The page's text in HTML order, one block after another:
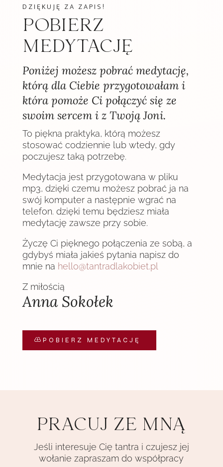
DZIĘKUJĘ ZA ZAPIS!
POBIERZ
MEDYTACJĘ
Poniżej możesz pobrać medytację,
którą dla Ciebie przygotowałam i
która pomoże Ci połączyć się ze
swoim sercem i z Twoją Joni.
To piękna praktyka, którą możesz
stosować codziennie lub wtedy, gdy
poczujesz taką potrzebę.
Medytacja jest przygotowana w pliku
mp3, dzięki czemu możesz pobrać ja na
swój komputer a następnie wgrać na
telefon. dzięki temu będziesz miała
medytację zawsze przy sobie.
Życzę Ci pięknego połączenia ze sobą, a
gdybyś miała jakieś pytania napisz do
mnie na hello@tantradlakobiet.pl
Z miłością
Anna Sokołek
POBIERZ MEDYTACJĘ
PRACUJ ZE MNĄ
Jeśli interesuje Cię tantra i czujesz jej
wołanie zapraszam do współpracy